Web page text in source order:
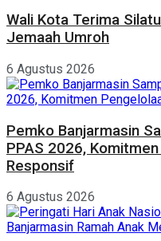
Wali Kota Terima
Jemaah Umroh
6 Agustus 2026
Pemko Banjarmasin
PPAS 2026,
Responsif
6 Agustus 2026